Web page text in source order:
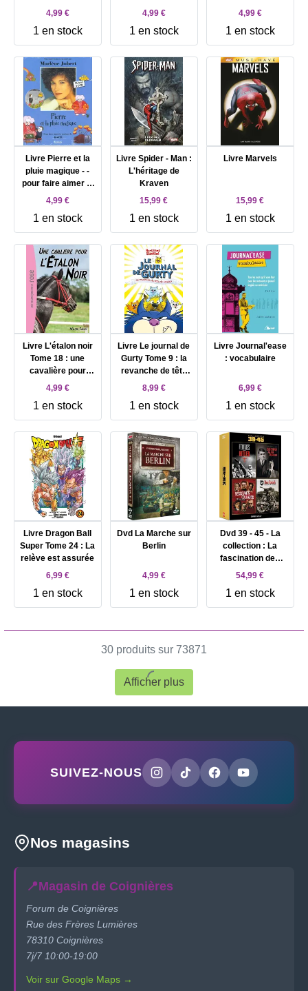
poney - club
4,99 €
1 en stock
château hanté
4,99 €
1 en stock
Cité secrète
4,99 €
1 en stock
Livre Pierre et la
pluie magique - -
pour faire aimer la
musique de ravel
4,99 €
1 en stock
Livre Spider - Man :
L'héritage de
Kraven
15,99 €
1 en stock
Livre Marvels
15,99 €
1 en stock
Livre L'étalon noir
Tome 18 : une
cavalière pour
l'étalon noir
4,99 €
1 en stock
Livre Le journal de
Gurty Tome 9 : la
revanche de tête
de fesses
8,99 €
1 en stock
Livre Journal'ease
: vocabulaire
6,99 €
1 en stock
Livre Dragon Ball
Super Tome 24 : La
relève est assurée
6,99 €
1 en stock
Dvd La Marche sur
Berlin
4,99 €
1 en stock
Dvd 39 - 45 - La
collection : La
fascination des
femmes pour Hitler
guerre d'Alan
Turing + Résistants
lutte à mort + Das
54,99 €
1 en stock
30 produits sur 73871
Afficher plus
SUIVEZ-NOUS
Nos magasins
📍Magasin de Coignières
Forum de Coignières
Rue des Frères Lumières
78310 Coignières
7j/7 10:00-19:00
Voir sur Google Maps →